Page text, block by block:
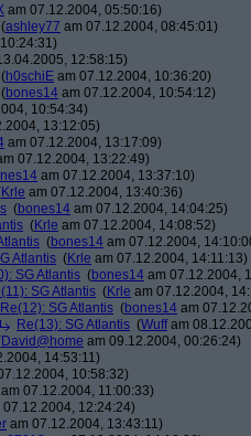
am 07.12.2004, 05:50:16)
(ashley77 am 07.12.2004, 08:45:01)
12:58:15)
(h0schiE am 07.12.2004, 10:36:20)
(bones14 am 07.12.2004, 10:54:12)
10:54:34)
13:12:05)
am 07.12.2004, 13:17:09)
07.12.2004, 13:22:49)
am 07.12.2004, 13:37:10)
Krle am 07.12.2004, 13:40:36)
(bones14 am 07.12.2004, 14:04:25)
(Krle am 07.12.2004, 14:08:52)
(bones14 am 07.12.2004,
Atlantis (Krle am 07.12.2004, 14:11:13)
SG Atlantis (bones14 am 07.12.2004,
SG Atlantis (Krle am 07.12.2004,
Re(12): SG Atlantis (bones14 am
Re(13): SG Atlantis (Wuffam
David@home am 09.12.2004, 00:26:24)
14:53:11)
10:58:32)
am 07.12.2004, 11:00:33)
07.12.2004, 12:24:24)
am 07.12.2004, 13:43:11)